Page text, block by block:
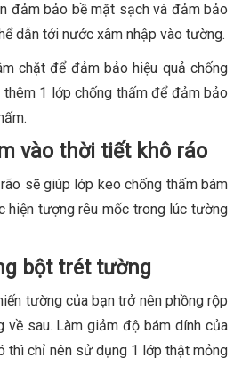
đảm bảo bề mặt sạch và đảm bảo
dẫn tới nước xâm nhập vào tường.
chặt để đảm bảo hiệu quả chống
1 lớp chống thấm để đảm bảo
vào thời tiết khô ráo
sẽ giúp lớp keo chống thấm bám
hiện tượng rêu mốc trong lúc tường
bột trét tường
tường của bạn trở nên phồng rộp
về sau. Làm giảm độ bám dính của
thì chỉ nên sử dụng 1 lớp thật mỏng